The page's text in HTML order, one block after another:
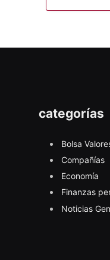
categorías
Bolsa
Compañías
Economía
Finanzas
Noticias